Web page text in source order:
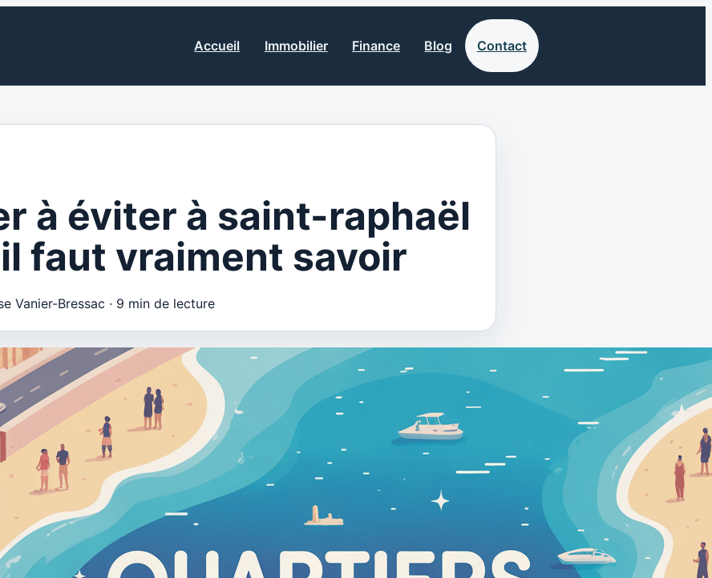
Accueil Immobilier Finance Blog Contact
à éviter à saint-raphaël
faut vraiment savoir
Vanier-Bressac · 9 min de lecture